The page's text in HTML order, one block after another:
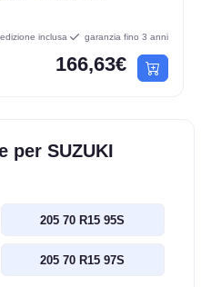
inclusa garanzia fino 3 anni
166,63€
per SUZUKI
205 70 R15 95S
205 70 R15 97S